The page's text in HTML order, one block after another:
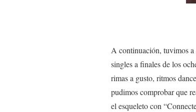
A continuación, tuvimos a
singles a finales de los
rimas a gusto, ritmos
pudimos comprobar que
el esqueleto con